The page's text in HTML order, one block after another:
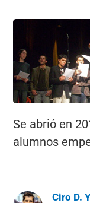
Se abrió en
alumnos
Ciro D.